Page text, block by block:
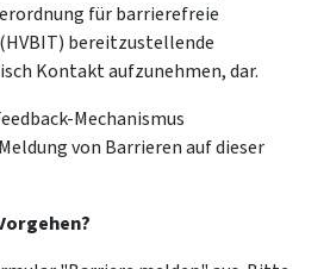
für barrierefreie
bereitzustellende
Kontakt aufzunehmen, dar.
Mechanismus
von Barrieren auf dieser